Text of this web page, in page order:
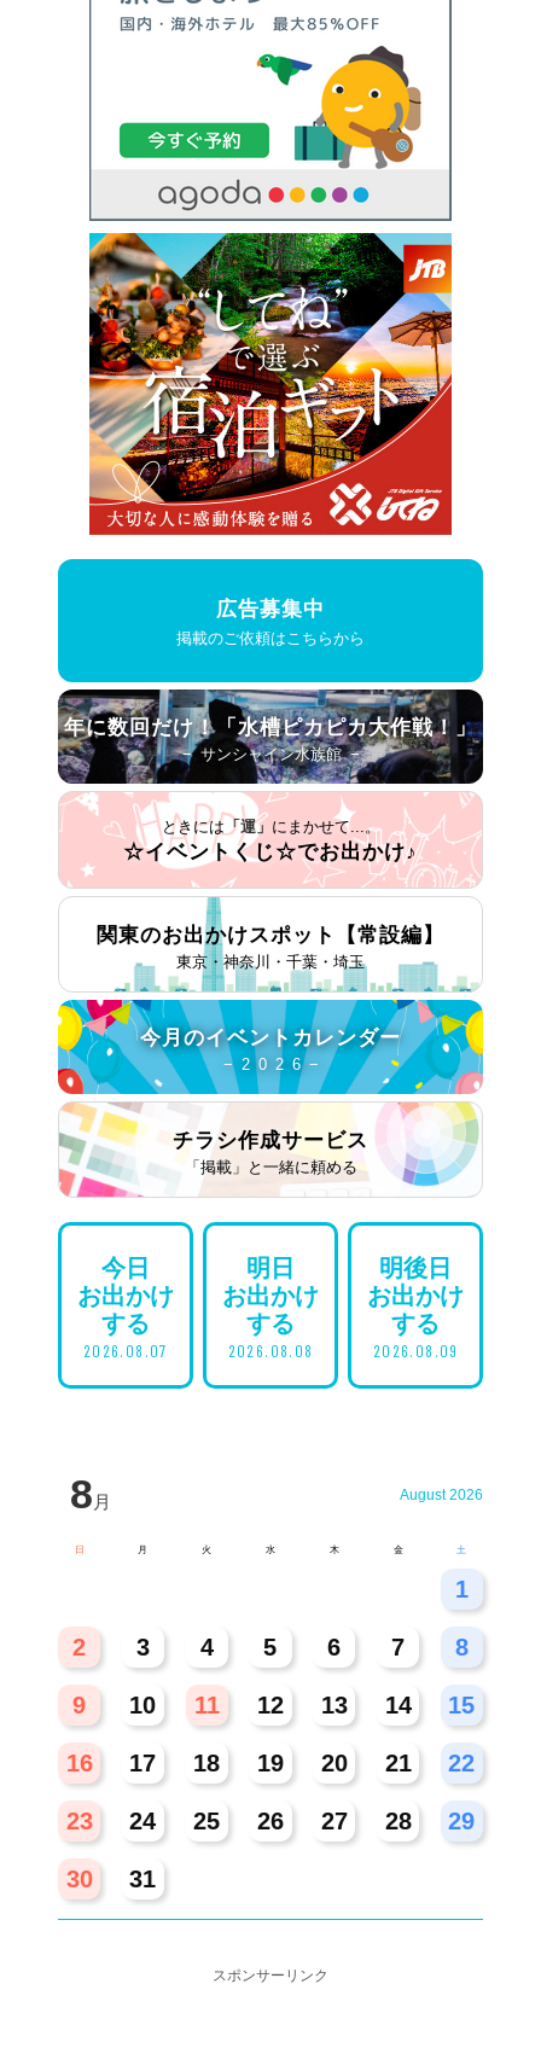
広告募集中
掲載のご依頼はこちらから
年に数回だけ！ 「水槽ピカピカ大作戦！」
− サンシャイン水族館 −
ときには 「運」 にまかせて...。
☆イベントくじ☆でお出かけ♪
関東のお出かけスポット 【常設編】
東京・神奈川・千葉・埼玉
今月のイベントカレンダー
− 2 0 2 6 −
チラシ作成サービス
「掲載」と一緒に頼める
今日
お出かけ
する
2026.08.07
明日
お出かけ
する
2026.08.08
明後日
お出かけ
する
2026.08.09
8 月 August 2026
日 月 火 水 木 金 土
1
2 3 4 5 6 7 8
9 10 11 12 13 14 15
16 17 18 19 20 21 22
23 24 25 26 27 28 29
30 31
スポンサーリンク